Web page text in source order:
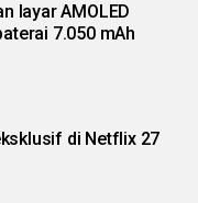
layar AMOLED
7.050 mAh
di Netflix 27